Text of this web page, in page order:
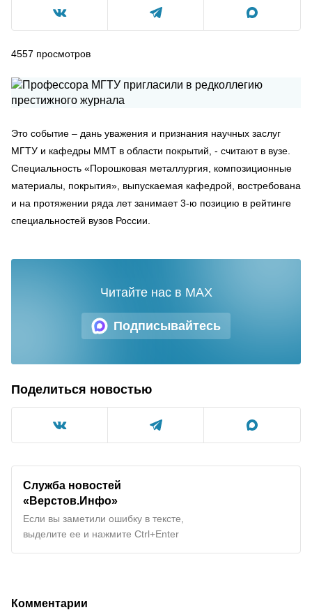
4557 просмотров
Это событие – дань уважения и признания научных заслуг
МГТУ и кафедры ММТ в области покрытий, - считают в вузе.
Специальность «Порошковая металлургия, композиционные
материалы, покрытия», выпускаемая кафедрой, востребована
и на протяжении ряда лет занимает 3-ю позицию в рейтинге
специальностей вузов России.
Подписывайтесь
Читайте нас в MAX
Поделиться новостью
Служба новостей
«Верстов.Инфо»
Если вы заметили ошибку в тексте,
выделите ее и нажмите Ctrl+Enter
Комментарии